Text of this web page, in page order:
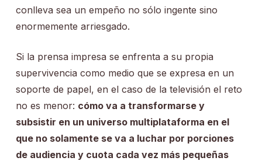
conlleva sea un empeño no sólo ingente sino
enormemente arriesgado.
Si la prensa impresa se enfrenta a su propia
supervivencia como medio que se expresa en un
soporte de papel, en el caso de la televisión el reto
no es menor: cómo va a transformarse y
subsistir en un universo multiplataforma en el
que no solamente se va a luchar por porciones
de audiencia y cuota cada vez más pequeñas